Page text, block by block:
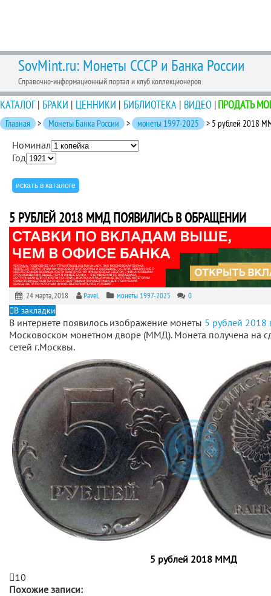
SovMint.ru: Монеты СССР и Банка России
Справочно-информационный портал и клуб коллекционеров
КАТАЛОГ| БРАКИ | ЦЕННИКИ | БИБЛИОТЕКА | ВИДЕО |ПРОДАТЬ
Главная > Монеты Банка России > монеты 1997-2025 > 5 рублей 2018
Номинал
Год
5 РУБЛЕЙ 2018 ММД ПОЯВИЛИСЬ В ОБРАЩЕНИИ
24 марта, 2018 PaveL монеты 1997-2025 0
В закладки
В интернете появилось изображение монеты 5 рублей 2018
Московоском монетном дворе (ММД). Монета получена на
сетей г.Москвы.
5 рублей 2018 ММД
10
Похожие записи: